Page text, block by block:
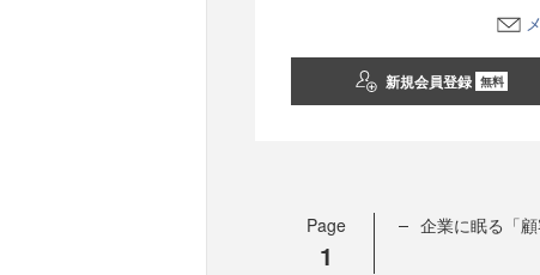
新規会員登録 無料
Page
1
企業に眠る「